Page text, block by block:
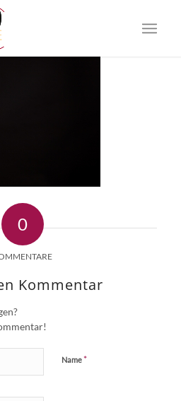
0
Kommentar
Name*